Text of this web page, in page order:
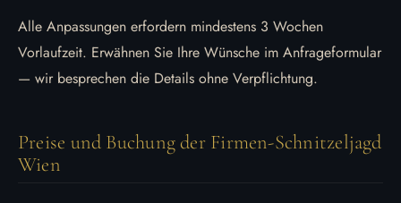
Alle Anpassungen erfordern mindestens 3 Wochen
Vorlaufzeit. Erwähnen Sie Ihre Wünsche im Anfrageformular
— wir besprechen die Details ohne Verpflichtung.
Preise und Buchung der Firmen-Schnitzeljagd
Wien